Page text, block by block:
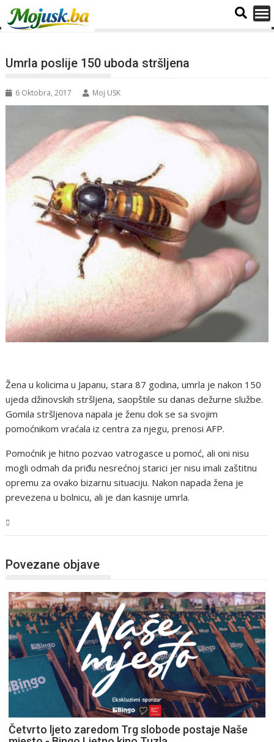
Umrla poslije 150 uboda stršljena
6 Oktobra, 2017 Moj USK
Žena u kolicima u Japanu, stara 87 godina, umrla je nakon 150
ujeda džinovskih stršljena, saopštile su danas dežurne službe.
Gomila stršljenova napala je ženu dok se sa svojim
pomoćnikom vraćala iz centra za njegu, prenosi AFP.
Pomoćnik je hitno pozvao vatrogasce u pomoć, ali oni nisu
mogli odmah da priđu nesrećnoj starici jer nisu imali zaštitnu
opremu za ovako bizarnu situaciju. Nakon napada žena je
prevezena u bolnicu, ali je dan kasnije umrla.
Povezane objave
Četvrto ljeto zaredom Trg slobode postaje Naše